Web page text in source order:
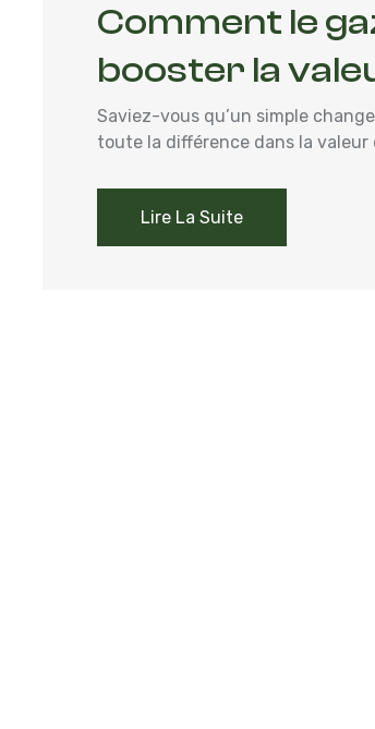
Comment le
booster la
Saviez-vous qu’un simple
toute la différence dans la
Lire La Suite